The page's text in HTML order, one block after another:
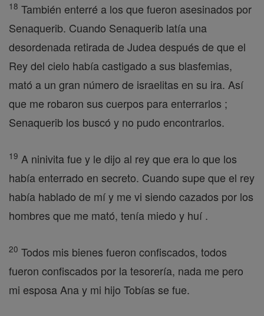
18 También enterré a los que fueron asesinados por
Senaquerib. Cuando Senaquerib latía una
desordenada retirada de Judea después de que el
Rey del cielo había castigado a sus blasfemias,
mató a un gran número de israelitas en su ira. Así
que me robaron sus cuerpos para enterrarlos ;
Senaquerib los buscó y no pudo encontrarlos.
19 A ninivita fue y le dijo al rey que era lo que los
había enterrado en secreto. Cuando supe que el rey
había hablado de mí y me vi siendo cazados por los
hombres que me mató, tenía miedo y huí .
20 Todos mis bienes fueron confiscados, todos
fueron confiscados por la tesorería, nada me pero
mi esposa Ana y mi hijo Tobías se fue.